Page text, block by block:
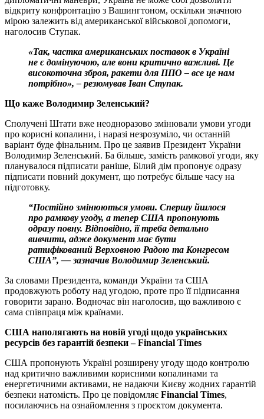
відкриту конфронтацію з Вашингтоном, оскільки значною
мірою залежить від американської військової допомоги,
наголосив Ступак.
«Так, частка американських поставок в Україні
не є домінуючою, але вони критично важливі. Це
високоточна зброя, ракети для ППО – все це нам
потрібно», – резюмував Іван Ступак.
Що каже Володимир Зеленський?
Сполучені Штати вже неодноразово змінювали умови угоди
про корисні копалини, і наразі незрозуміло, чи останній
варіант буде фінальним. Про це заявив Президент України
Володимир Зеленський. Ба більше, замість рамкової угоди, яку
планувалося підписати раніше, Білий дім пропонує одразу
підписати повний документ, що потребує більше часу на
підготовку.
“Постійно змінюються умови. Спершу йшлося
про рамкову угоду, а тепер США пропонують
одразу повну. Відповідно, її треба детально
вивчити, адже документ має бути
ратифікований Верховною Радою та Конгресом
США”, — зазначив Володимир Зеленський.
За словами Президента, команди України та США
продовжують роботу над угодою, проте про її підписання
говорити зарано. Водночас він наголосив, що важливою є
сама співпраця між країнами.
США наполягають на новій угоді щодо українських
ресурсів без гарантій безпеки – Financial Times
США пропонують Україні розширену угоду щодо контролю
над критично важливими корисними копалинами та
енергетичними активами, не надаючи Києву жодних гарантій
безпеки натомість. Про це повідомляє Financial Times,
посилаючись на ознайомлення з проєктом документа.